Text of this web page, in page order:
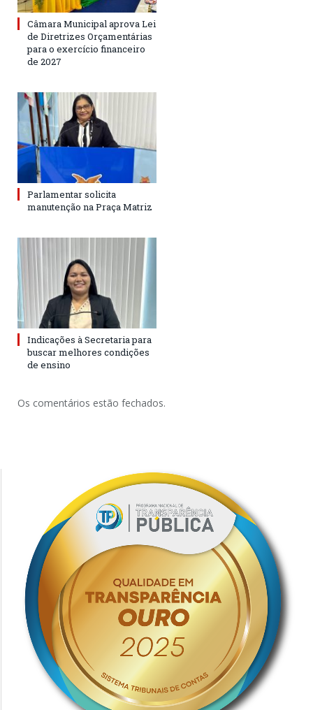
Câmara Municipal aprova Lei
de Diretrizes Orçamentárias
para o exercício financeiro
de 2027
Parlamentar solicita
manutenção na Praça Matriz
Indicações à Secretaria para
buscar melhores condições
de ensino
Os comentários estão fechados.